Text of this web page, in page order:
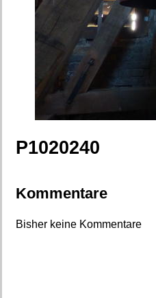
P1020240
Kommentare
Bisher keine Kommentare